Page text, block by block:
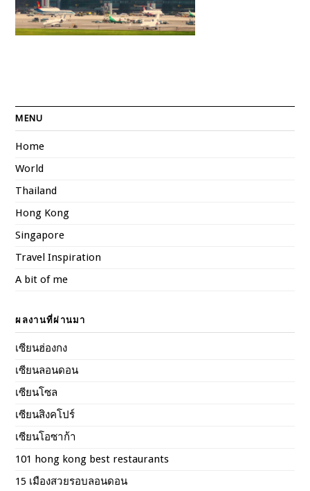
MENU
Home
World
Thailand
Hong Kong
Singapore
Travel Inspiration
A bit of me
ผลงานที่ผ่านมา
เซียนฮ่องกง
เซียนลอนดอน
เซียนโซล
เซียนสิงคโปร์
เซียนโอซาก้า
101 hong kong best restaurants
15 เมืองสวยรอบลอนดอน